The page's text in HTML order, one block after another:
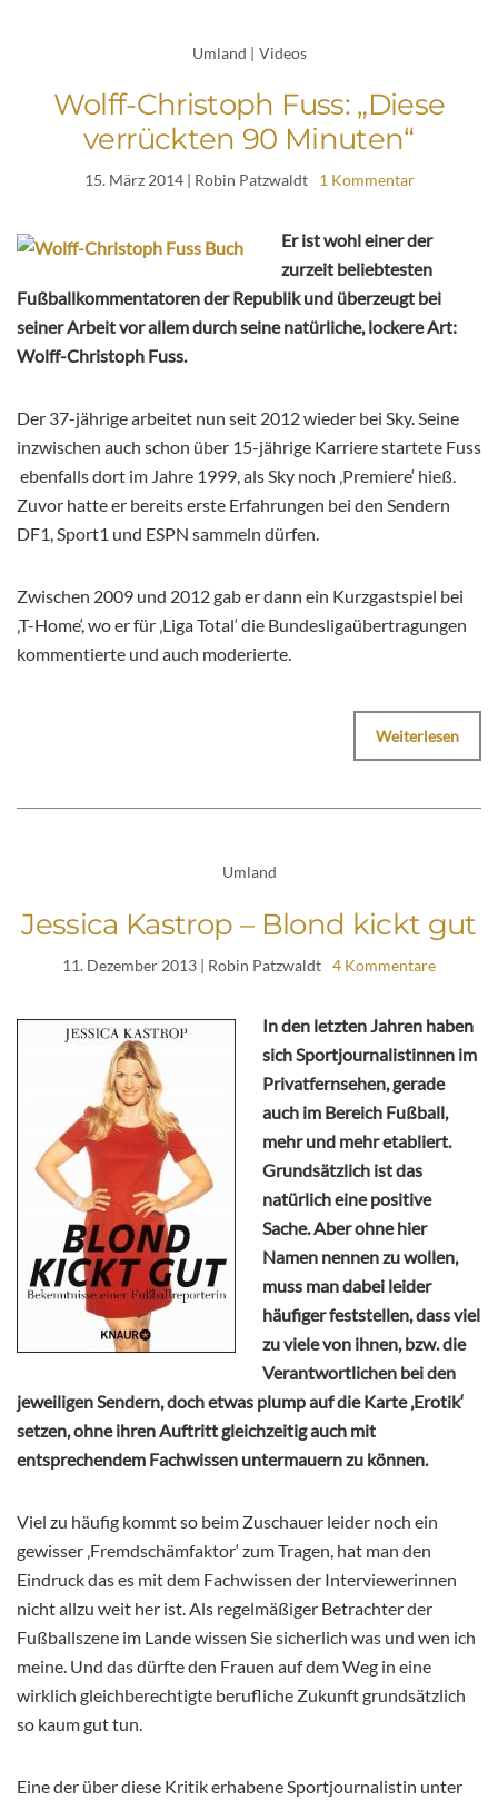
Umland | Videos
Wolff-Christoph Fuss: „Diese
verrückten 90 Minuten“
15. März 2014| Robin Patzwaldt 1 Kommentar
Er ist wohl einer der
zurzeit beliebtesten
Fußballkommentatoren der Republik und überzeugt bei
seiner Arbeit vor allem durch seine natürliche, lockere Art:
Wolff-Christoph Fuss.
Der 37-jährige arbeitet nun seit 2012 wieder bei Sky. Seine
inzwischen auch schon über 15-jährige Karriere startete Fuss
ebenfalls dort im Jahre 1999, als Sky noch ‚Premiere‘ hieß.
Zuvor hatte er bereits erste Erfahrungen bei den Sendern
DF1, Sport1 und ESPN sammeln dürfen.
Zwischen 2009 und 2012 gab er dann ein Kurzgastspiel bei
‚T-Home‘, wo er für ‚Liga Total‘ die Bundesligaübertragungen
kommentierte und auch moderierte.
Weiterlesen
Umland
Jessica Kastrop – Blond kickt gut
11. Dezember 2013 | Robin Patzwaldt 4 Kommentare
In den letzten Jahren haben
sich Sportjournalistinnen im
Privatfernsehen, gerade
auch im Bereich Fußball,
mehr und mehr etabliert.
Grundsätzlich ist das
natürlich eine positive
Sache. Aber ohne hier
Namen nennen zu wollen,
muss man dabei leider
häufiger feststellen, dass viel
zu viele von ihnen, bzw. die
Verantwortlichen bei den
jeweiligen Sendern, doch etwas plump auf die Karte ‚Erotik‘
setzen, ohne ihren Auftritt gleichzeitig auch mit
entsprechendem Fachwissen untermauern zu können.
Viel zu häufig kommt so beim Zuschauer leider noch ein
gewisser ‚Fremdschämfaktor‘ zum Tragen, hat man den
Eindruck das es mit dem Fachwissen der Interviewerinnen
nicht allzu weit her ist. Als regelmäßiger Betrachter der
Fußballszene im Lande wissen Sie sicherlich was und wen ich
meine. Und das dürfte den Frauen auf dem Weg in eine
wirklich gleichberechtigte berufliche Zukunft grundsätzlich
so kaum gut tun.
Eine der über diese Kritik erhabene Sportjournalistin unter